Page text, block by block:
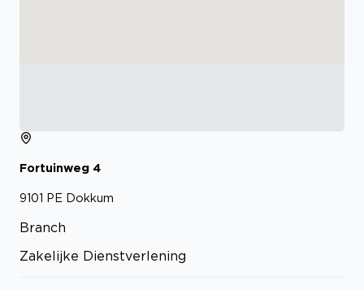
Fortuinweg 4
9101 PE Dokkum
Branch
Zakelijke Dienstverlening